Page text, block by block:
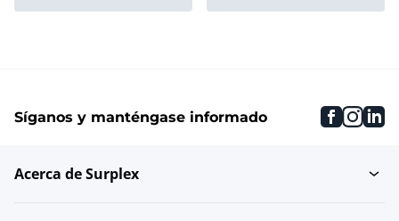
instrumentos Juegos
Amoladoras para banco
de trabajo
Síganos y manténgase informado
Acerca de Surplex